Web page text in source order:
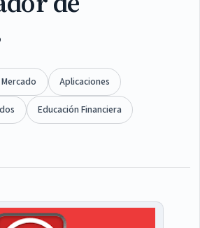
Aplicaciones
Educación Financiera